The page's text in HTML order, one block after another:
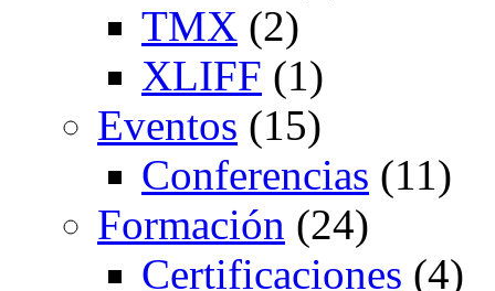
TMX (2)
XLIFF (1)
Eventos (15)
Conferencias (11)
Formación (24)
Certificaciones (4)